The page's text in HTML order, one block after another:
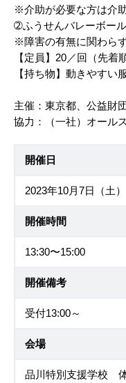
※介助が必要な方は介
➁ふうせんバレーボー
※障害の有無に関わら
【定員】20／回（先着順
【持ち物】動きやすい
主催：東京都、公益財
協力：（一社）オール
開催日
2023年10月7日（土
開催時間
13:30〜15:00
開催備考
受付13:00～
会場
品川特別支援学校